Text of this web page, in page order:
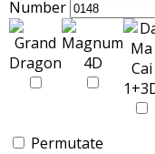
Number
Permutate